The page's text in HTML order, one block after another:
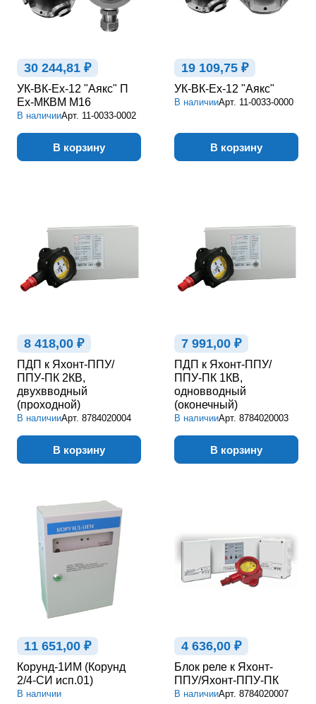
30 244,81 ₽
УК-ВК-Ex-12 "Аякс" П
Ex-МКВМ М16
В наличииАрт. 11-0033-0002
В корзину
19 109,75 ₽
УК-ВК-Ex-12 "Аякс"
В наличииАрт. 11-0033-0000
В корзину
8 418,00 ₽
ПДП к Яхонт-ППУ/
ППУ-ПК 2КВ,
двухвводный
(проходной)
В наличииАрт. 8784020004
В корзину
7 991,00 ₽
ПДП к Яхонт-ППУ/
ППУ-ПК 1КВ,
одновводный
(оконечный)
В наличииАрт. 8784020003
В корзину
11 651,00 ₽
Корунд-1ИМ (Корунд
2/4-СИ исп.01)
В наличии
4 636,00 ₽
Блок реле к Яхонт-
ППУ/Яхонт-ППУ-ПК
В наличииАрт. 8784020007